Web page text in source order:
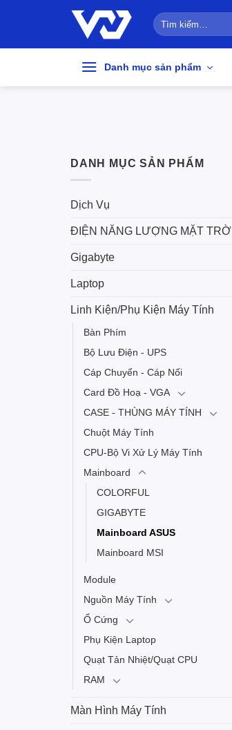
Tìm
kiếm:
Danh mục sản phẩm
DANH MỤC SẢN PHẨM
Dịch Vụ
ĐIỆN NĂNG LƯỢNG MẶT TRỜI
Gigabyte
Laptop
Linh Kiện/Phụ Kiện Máy Tính
Bàn Phím
Bộ Lưu Điện - UPS
Cáp Chuyển - Cáp Nối
Card Đồ Hoạ - VGA
CASE - THÙNG MÁY TÍNH
Chuột Máy Tính
CPU-Bộ Vi Xử Lý Máy Tính
Mainboard
COLORFUL
GIGABYTE
Mainboard ASUS
Mainboard MSI
Module
Nguồn Máy Tính
Ổ Cứng
Phụ Kiện Laptop
Quạt Tản Nhiệt/Quạt CPU
RAM
Màn Hình Máy Tính